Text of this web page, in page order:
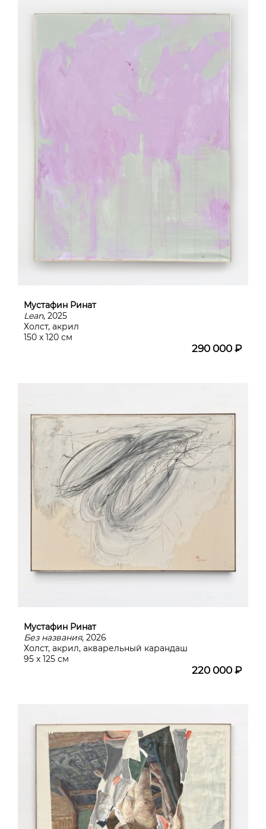
Мустафин Ринат
Lean, 2025
Холст, акрил
150 х 120 см
290 000 ₽
Мустафин Ринат
Без названия, 2026
Холст, акрил, акварельный карандаш
95 х 125 см
220 000 ₽